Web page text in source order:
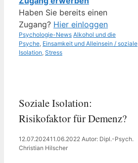
Haben Sie bereits einen
Zugang? Hier einloggen
Kategorien
Psychologie-News Schlagwörter
Alkohol und die
Psyche Einsamkeit und Alleinsein / soziale
Isolation Stress
Soziale Isolation:
Risikofaktor für Demenz?
12.07.202411.06.2022 Autor: Dipl.-Psych.
Christian Hilscher